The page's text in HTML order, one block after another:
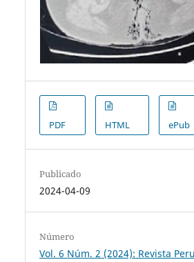
PDF HTML ePub
Publicado
2024-04-09
Número
Vol. 6 Núm. 2 (2024): Revista